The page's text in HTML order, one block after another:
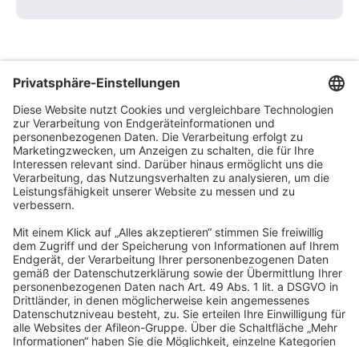
BFS Steuerberatung GmbH
Berliner Straße 75
info@b-f-s.de
Impressum
Datenschutz